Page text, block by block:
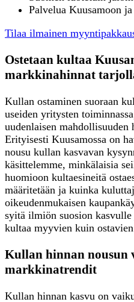
Palvelua Kuusamoon
Tilaa ilmainen
Ostetaan kultaa
markkinahinnat
Kullan ostaminen suoraan
useiden yritysten
uudenlaisen mahdollisuuden
Erityisesti Kuusamossa on
nousu kullan kasvavan
käsittelemme, minkälaisia
huomioon kultaesineitä
määritetään ja kuinka
oikeudenmukaisen
syitä ilmiön suosion
kultaa myyvien kuin
Kullan hinnan nousun
markkinatrendit
Kullan hinnan kasvu on